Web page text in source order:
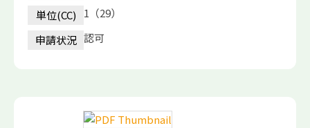
単位(CC)
1（29）
申請状況 認可